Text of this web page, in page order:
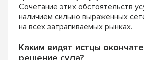
Сочетание этих обстоятельств
наличием сильно выраженных
на всех затрагиваемых рынках.
Каким видят истцы